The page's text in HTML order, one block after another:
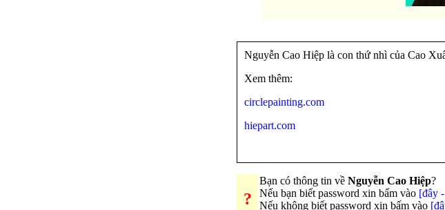
Nguyễn Cao Hiệp là con thứ nhì của Cao
Xem thêm:
circlepainting.com
hiepart.com
?
Bạn có thông tin về Nguyễn Cao Hiệp?
Nếu bạn biết password xin bấm vào [đây
Nếu không biết password xin bấm vào